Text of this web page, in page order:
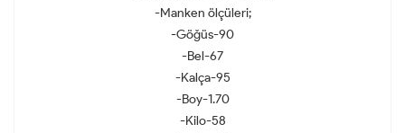
-Manken ölçüleri;
-Göğüs-90
-Bel-67
-Kalça-95
-Boy-1.70
-Kilo-58